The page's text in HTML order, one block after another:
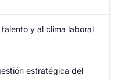
y al clima laboral
estratégica del